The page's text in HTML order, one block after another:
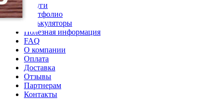
Услуги
Портфолио
Калькуляторы
Полезная информация
FAQ
О компании
Оплата
Доставка
Отзывы
Партнерам
Контакты